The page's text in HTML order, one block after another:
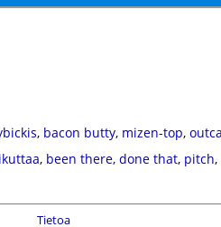
, bacon butty, mizen-top,
, been there, done that, pitch,
Tietoa